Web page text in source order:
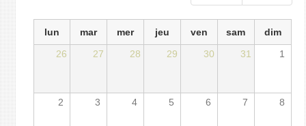
lun mar mer jeu ven sam
dim
26
27 28 29 30 31 1
2 3 4 5 6 7 8